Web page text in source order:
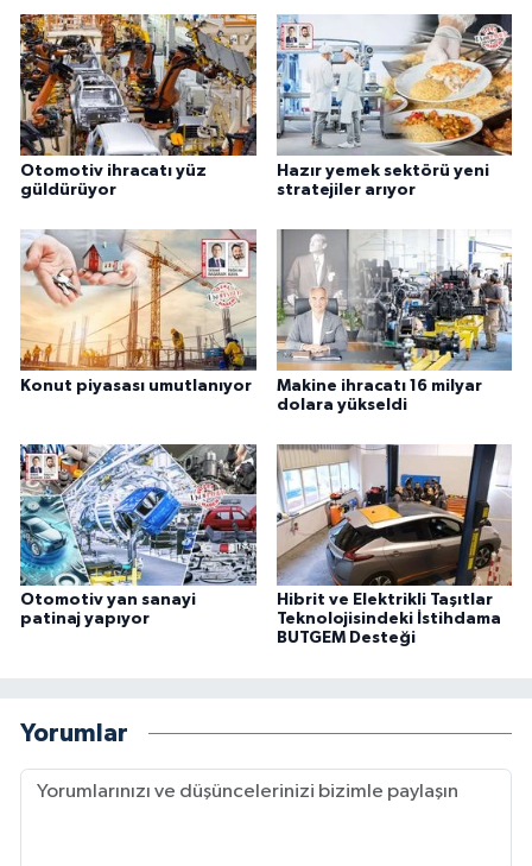
Otomotiv ihracatı yüz
güldürüyor
Hazır yemek sektörü yeni
stratejiler arıyor
Konut piyasası umutlanıyor
Makine ihracatı 16 milyar
dolara yükseldi
Otomotiv yan sanayi
patinaj yapıyor
Hibrit ve Elektrikli Taşıtlar
Teknolojisindeki İstihdama
BUTGEM Desteği
Yorumlar